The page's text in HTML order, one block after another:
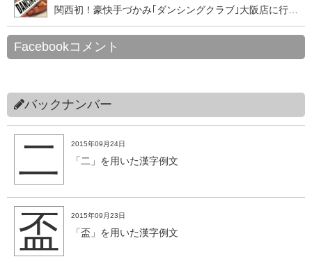
Facebookコメント
バックナンバー
二 2015年09月24日
「二」を用いた漢字例文
盃 2015年09月23日
「盃」を用いた漢字例文